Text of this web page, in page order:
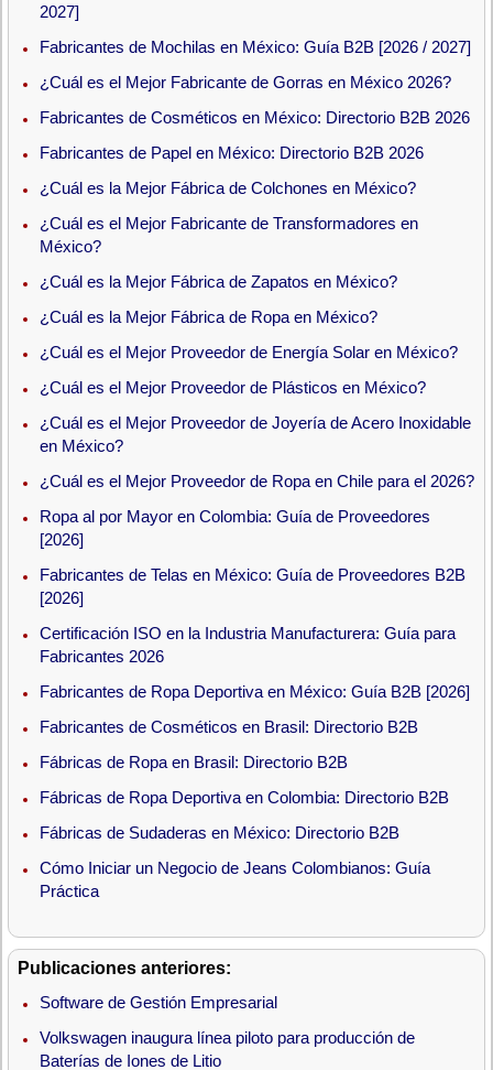
2027]
Fabricantes de Mochilas en México: Guía B2B [2026 / 2027]
¿Cuál es el Mejor Fabricante de Gorras en México 2026?
Fabricantes de Cosméticos en México: Directorio B2B 2026
Fabricantes de Papel en México: Directorio B2B 2026
¿Cuál es la Mejor Fábrica de Colchones en México?
¿Cuál es el Mejor Fabricante de Transformadores en
México?
¿Cuál es la Mejor Fábrica de Zapatos en México?
¿Cuál es la Mejor Fábrica de Ropa en México?
¿Cuál es el Mejor Proveedor de Energía Solar en México?
¿Cuál es el Mejor Proveedor de Plásticos en México?
¿Cuál es el Mejor Proveedor de Joyería de Acero Inoxidable
en México?
¿Cuál es el Mejor Proveedor de Ropa en Chile para el 2026?
Ropa al por Mayor en Colombia: Guía de Proveedores
[2026]
Fabricantes de Telas en México: Guía de Proveedores B2B
[2026]
Certificación ISO en la Industria Manufacturera: Guía para
Fabricantes 2026
Fabricantes de Ropa Deportiva en México: Guía B2B [2026]
Fabricantes de Cosméticos en Brasil: Directorio B2B
Fábricas de Ropa en Brasil: Directorio B2B
Fábricas de Ropa Deportiva en Colombia: Directorio B2B
Fábricas de Sudaderas en México: Directorio B2B
Cómo Iniciar un Negocio de Jeans Colombianos: Guía
Práctica
Publicaciones anteriores:
Software de Gestión Empresarial
Volkswagen inaugura línea piloto para producción de
Baterías de Iones de Litio